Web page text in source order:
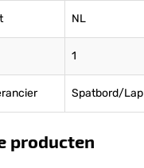
NL
1
Spatbord/Lap
producten